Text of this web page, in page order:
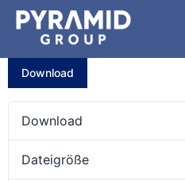
Über uns
Beteiligungen
News
Download
Download
Dateigröße